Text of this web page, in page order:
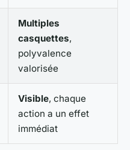
Multiples
casquettes,
polyvalence
valorisée
Visible, chaque
action a un effet
immédiat